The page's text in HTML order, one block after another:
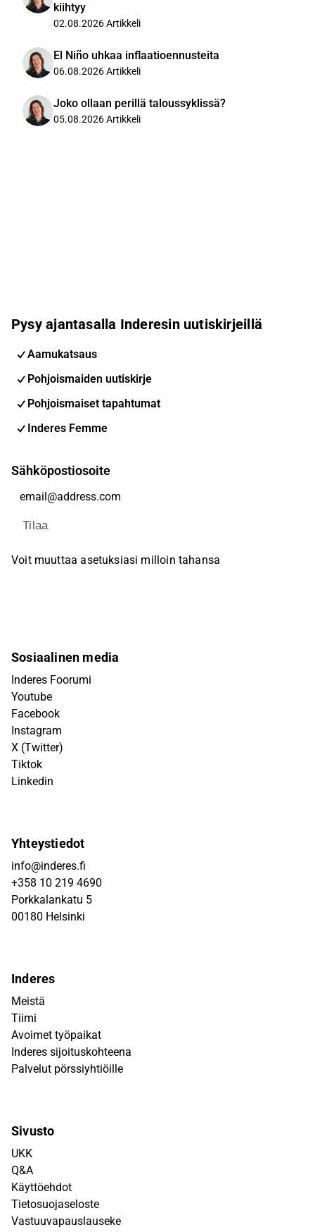
kiihtyy
02.08.2026Artikkeli
El Niño uhkaa inflaatioennusteita
06.08.2026Artikkeli
Joko ollaan perillä taloussyklissä?
05.08.2026Artikkeli
Pysy ajantasalla Inderesin uutiskirjeillä
Aamukatsaus
Pohjoismaiden uutiskirje
Pohjoismaiset tapahtumat
Inderes Femme
Sähköpostiosoite
Tilaa
Voit muuttaa asetuksiasi milloin tahansa
Sosiaalinen media
Inderes Foorumi
Youtube
Facebook
Instagram
X (Twitter)
Tiktok
Linkedin
Yhteystiedot
info@inderes.fi
+358 10 219 4690
Porkkalankatu 5
00180 Helsinki
Inderes
Meistä
Tiimi
Avoimet työpaikat
Inderes sijoituskohteena
Palvelut pörssiyhtiöille
Sivusto
UKK
Q&A
Käyttöehdot
Tietosuojaseloste
Vastuuvapauslauseke